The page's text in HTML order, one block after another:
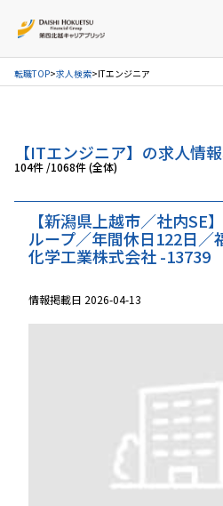
お問い合せ
転職TOP 求人検索 ITエンジニア
【ITエンジニア】の求人情
104件 /1068件 (全体)
【新潟県上越市／社内SE
ループ／年間休日122日
化学工業株式会社 -13739
情報掲載日 2026-04-13